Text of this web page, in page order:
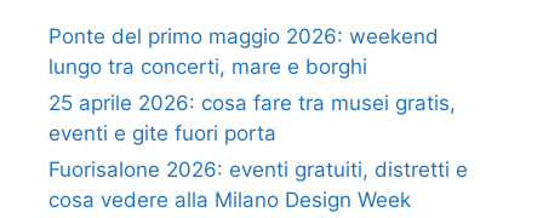
Ponte del primo maggio 2026: weekend
lungo tra concerti, mare e borghi
25 aprile 2026: cosa fare tra musei gratis,
eventi e gite fuori porta
Fuorisalone 2026: eventi gratuiti, distretti e
cosa vedere alla Milano Design Week